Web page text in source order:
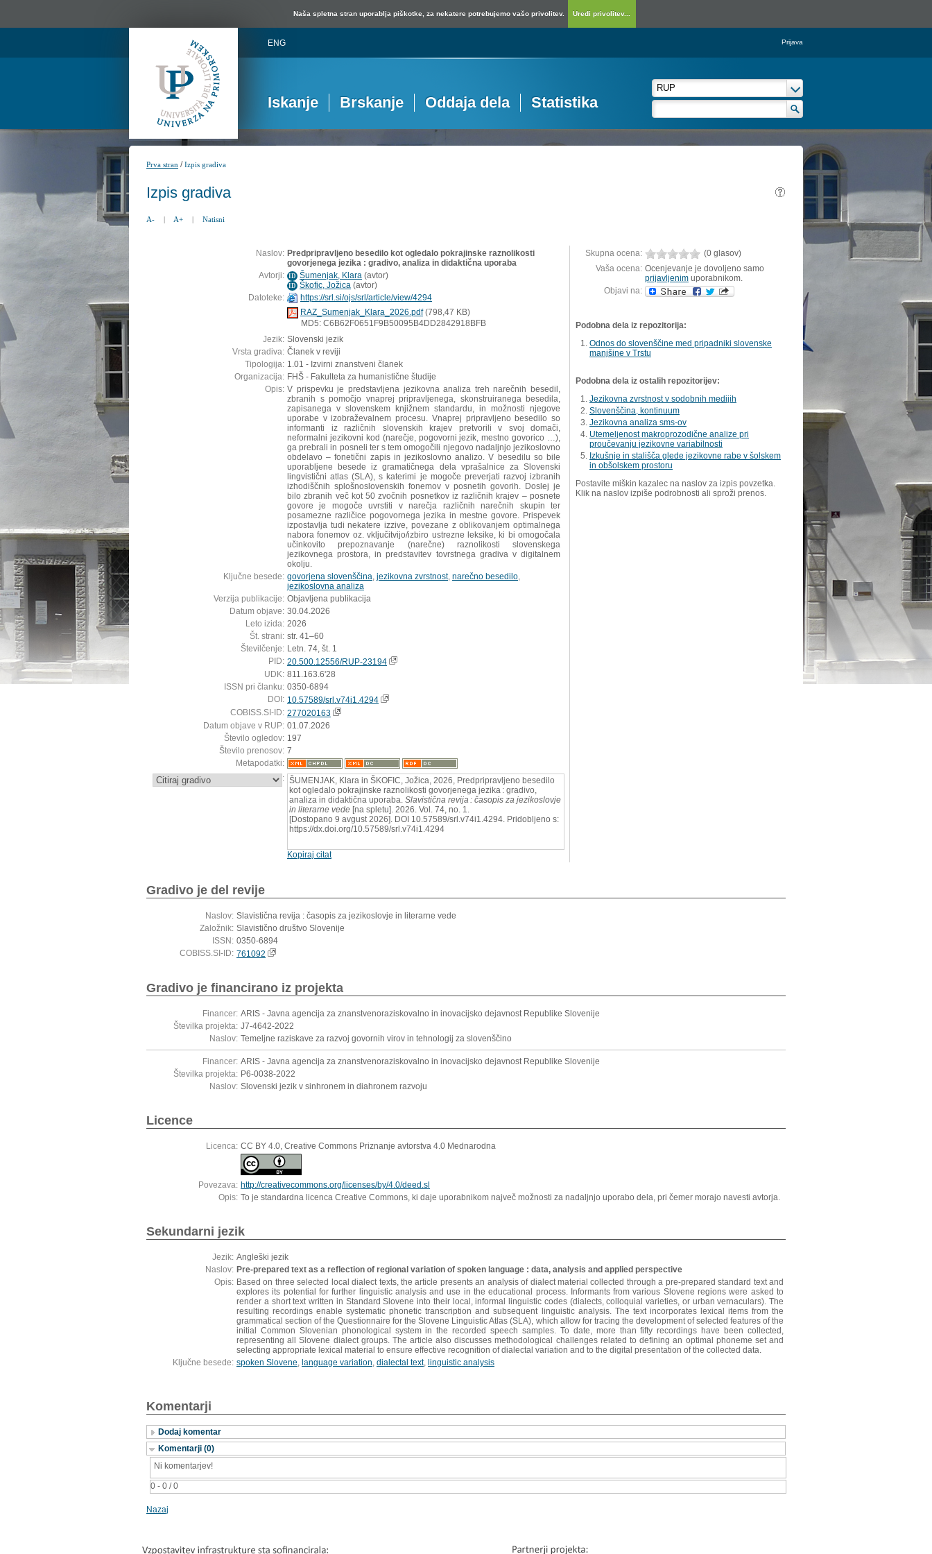
Naša spletna stran uporablja piškotke, za nekatere potrebujemo vašo privolitev. Uredi privolitev...
ENG Prijava
Iskanje Brskanje Oddaja dela Statistika
Prva stran /Izpis gradiva
Izpis gradiva
A- | A+ | Natisni
Naslov: Predpripravljeno besedilo kot ogledalo pokrajinske raznolikosti
govorjenega jezika : gradivo, analiza in didaktična uporaba
Avtorji: ID Šumenjak, Klara (avtor)
ID Škofic, Jožica (avtor)
Datoteke:
https://srl.si/ojs/srl/article/view/4294
RAZ_Sumenjak_Klara_2026.pdf(798,47 KB)
MD5: C6B62F0651F9B50095B4DD2842918BFB
Jezik: Slovenski jezik
Vrsta gradiva: Članek v reviji
Tipologija: 1.01 - Izvirni znanstveni članek
Organizacija: FHŠ - Fakulteta za humanistične študije
Opis: V prispevku je predstavljena jezikovna analiza treh narečnih besedil,
zbranih s pomočjo vnaprej pripravljenega, skonstruiranega besedila,
zapisanega v slovenskem knjižnem standardu, in možnosti njegove
uporabe v izobraževalnem procesu. Vnaprej pripravljeno besedilo so
informanti iz različnih slovenskih krajev pretvorili v svoj domači,
neformalni jezikovni kod (narečje, pogovorni jezik, mestno govorico …),
ga prebrali in posneli ter s tem omogočili njegovo nadaljnjo jezikoslovno
obdelavo – fonetični zapis in jezikoslovno analizo. V besedilu so bile
uporabljene besede iz gramatičnega dela vprašalnice za Slovenski
lingvistični atlas (SLA), s katerimi je mogoče preverjati razvoj izbranih
izhodiščnih splošnoslovenskih fonemov v posnetih govorih. Doslej je
bilo zbranih več kot 50 zvočnih posnetkov iz različnih krajev – posnete
govore je mogoče uvrstiti v narečja različnih narečnih skupin ter
posamezne različice pogovornega jezika in mestne govore. Prispevek
izpostavlja tudi nekatere izzive, povezane z oblikovanjem optimalnega
nabora fonemov oz. vključitvijo/izbiro ustrezne leksike, ki bi omogočala
učinkovito prepoznavanje (narečne) raznolikosti slovenskega
jezikovnega prostora, in predstavitev tovrstnega gradiva v digitalnem
okolju.
Ključne besede: govorjena slovenščina jezikovna zvrstnost, narečno besedilo
jezikoslovna analiza
Verzija publikacije: Objavljena publikacija
Datum objave: 30.04.2026
Leto izida: 2026
Št. strani: str. 41–60
Številčenje: Letn. 74, št. 1
PID: 20.500.12556/RUP-23194
UDK: 811.163.6'28
ISSN pri članku: 0350-6894
DOI: 10.57589/srl.v74i1.4294
COBISS.SI-ID: 277020163
Datum objave v RUP: 01.07.2026
Število ogledov: 197
Število prenosov: 7
Metapodatki:
: ŠUMENJAK, Klara in ŠKOFIC, Jožica, 2026, Predpripravljeno besedilo
kot ogledalo pokrajinske raznolikosti govorjenega jezika : gradivo,
analiza in didaktična uporaba. Slavistična revija : časopis za jezikoslovje
in literarne vede [na spletu]. 2026. Vol. 74, no. 1.
[Dostopano 9 avgust 2026]. DOI 10.57589/srl.v74i1.4294. Pridobljeno s:
https://dx.doi.org/10.57589/srl.v74i1.4294
Kopiraj citat
Skupna ocena:
(0 glasov)
Vaša ocena: Ocenjevanje je dovoljeno samo
prijavljenim uporabnikom.
Objavi na:
Podobna dela iz repozitorija:
Odnos do slovenščine med pripadniki slovenske
manjšine v Trstu
Podobna dela iz ostalih repozitorijev:
Jezikovna zvrstnost v sodobnih medijih
Slovenščina, kontinuum
Jezikovna analiza sms-ov
Utemeljenost makroprozodične analize pri
proučevanju jezikovne variabilnosti
Izkušnje in stališča glede jezikovne rabe v šolskem
in obšolskem prostoru
Postavite miškin kazalec na naslov za izpis povzetka.
Klik na naslov izpiše podrobnosti ali sproži prenos.
Gradivo je del revije
Naslov: Slavistična revija : časopis za jezikoslovje in literarne vede
Založnik: Slavistično društvo Slovenije
ISSN: 0350-6894
COBISS.SI-ID: 761092
Gradivo je financirano iz projekta
Financer: ARIS - Javna agencija za znanstvenoraziskovalno in inovacijsko dejavnost Republike Slovenije
Številka projekta: J7-4642-2022
Naslov: Temeljne raziskave za razvoj govornih virov in tehnologij za slovenščino
Financer: ARIS - Javna agencija za znanstvenoraziskovalno in inovacijsko dejavnost Republike Slovenije
Številka projekta: P6-0038-2022
Naslov: Slovenski jezik v sinhronem in diahronem razvoju
Licence
Licenca: CC BY 4.0, Creative Commons Priznanje avtorstva 4.0 Mednarodna
Povezava: http://creativecommons.org/licenses/by/4.0/deed.sl
Opis: To je standardna licenca Creative Commons, ki daje uporabnikom največ možnosti za nadaljnjo uporabo dela, pri čemer morajo navesti avtorja.
Sekundarni jezik
Jezik: Angleški jezik
Naslov: Pre-prepared text as a reflection of regional variation of spoken language : data, analysis and applied perspective
Opis: Based on three selected local dialect texts, the article presents an analysis of dialect material collected through a pre-prepared standard text and
explores its potential for further linguistic analysis and use in the educational process. Informants from various Slovene regions were asked to
render a short text written in Standard Slovene into their local, informal linguistic codes (dialects, colloquial varieties, or urban vernaculars). The
resulting recordings enable systematic phonetic transcription and subsequent linguistic analysis. The text incorporates lexical items from the
grammatical section of the Questionnaire for the Slovene Linguistic Atlas (SLA), which allow for tracing the development of selected features of the
initial Common Slovenian phonological system in the recorded speech samples. To date, more than fifty recordings have been collected,
representing all Slovene dialect groups. The article also discusses methodological challenges related to defining an optimal phoneme set and
selecting appropriate lexical material to ensure effective recognition of dialectal variation and to the digital presentation of the collected data.
Ključne besede: spoken Slovene, language variation, dialectal text, linguistic analysis
Komentarji
Dodaj komentar
Komentarji (0)
0 - 0 / 0
Ni komentarjev!
Nazaj